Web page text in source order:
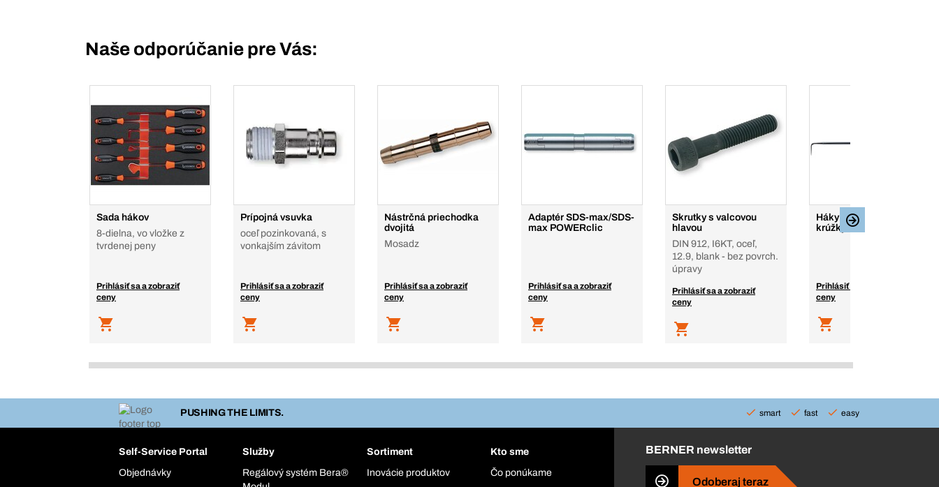
Naše odporúčanie pre Vás:
Sada hákov
8-dielna, vo vložke z
tvrdenej peny
Prihlásiť sa a zobraziť
ceny
Prípojná vsuvka
oceľ pozinkovaná, s
vonkajším závitom
Prihlásiť sa a zobraziť
ceny
Nástrčná priechodka
dvojitá
Mosadz
Prihlásiť sa a zobraziť
ceny
Adaptér SDS-max/SDS-
max POWERclic
Prihlásiť sa a zobraziť
ceny
Skrutky s valcovou
hlavou
DIN 912, I6KT, oceľ,
12.9, blank - bez povrch.
úpravy
Prihlásiť sa a zobraziť
ceny
Háky / špice na O-
krúžky a tesnenia, 2K
Prihlásiť sa a zobraziť
ceny
PUSHING THE LIMITS. smart fast easy
Self-Service Portal
Objednávky
Služby
Regálový systém Bera®
Sortiment
Inovácie produktov
Kto sme
Čo ponúkame
BERNER newsletter
Odoberaj teraz